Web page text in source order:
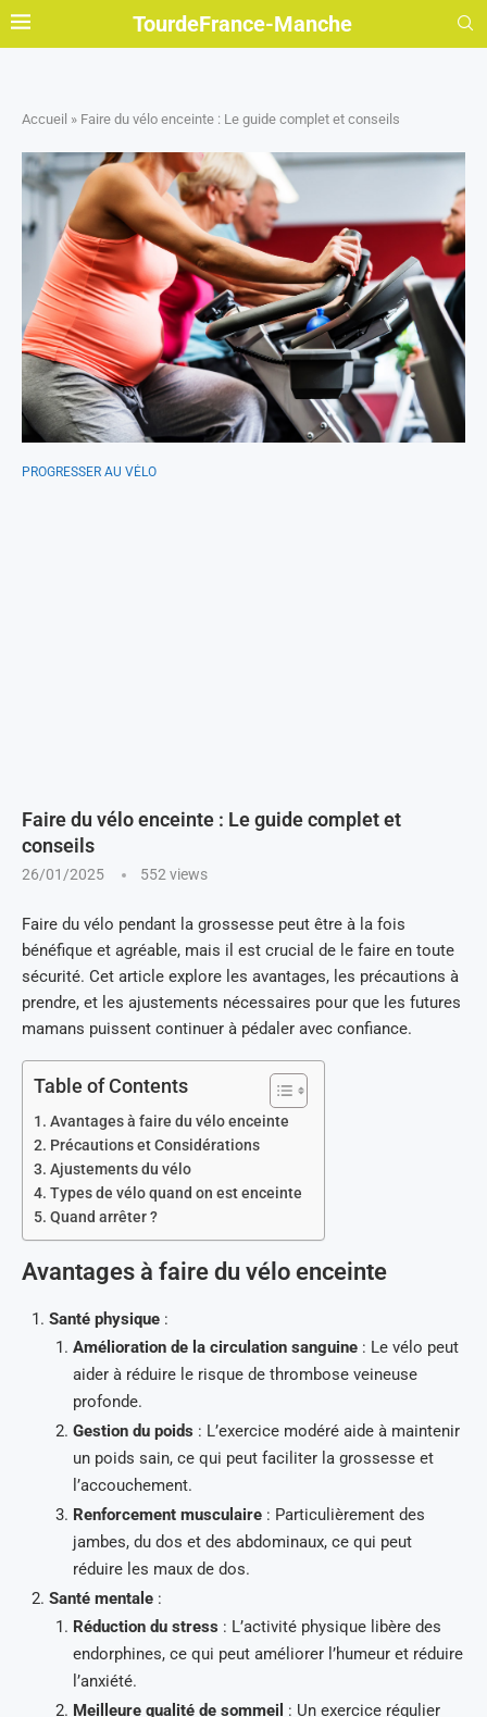
TourdeFrance-Manche
Accueil » Faire du vélo enceinte : Le guide complet et conseils
PROGRESSER AU VÉLO
Faire du vélo enceinte : Le guide complet et
conseils
26/01/2025 552 views
Faire du vélo pendant la grossesse peut être à la fois
bénéfique et agréable, mais il est crucial de le faire en toute
sécurité. Cet article explore les avantages, les précautions à
prendre, et les ajustements nécessaires pour que les futures
mamans puissent continuer à pédaler avec confiance.
Table of Contents
Avantages à faire du vélo enceinte
Précautions et Considérations
Ajustements du vélo
Types de vélo quand on est enceinte
Quand arrêter ?
Avantages à faire du vélo enceinte
Santé physique :
Amélioration de la circulation sanguine : Le vélo peut
aider à réduire le risque de thrombose veineuse
profonde.
Gestion du poids : L’exercice modéré aide à maintenir
un poids sain, ce qui peut faciliter la grossesse et
l’accouchement.
Renforcement musculaire : Particulièrement des
jambes, du dos et des abdominaux, ce qui peut
réduire les maux de dos.
Santé mentale :
Réduction du stress : L’activité physique libère des
endorphines, ce qui peut améliorer l’humeur et réduire
l’anxiété.
Meilleure qualité de sommeil : Un exercice régulier